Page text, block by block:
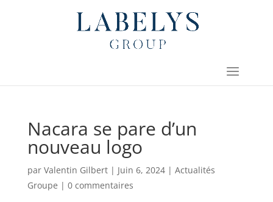
Nacara se pare d’un
nouveau logo
par Valentin Gilbert| Juin 6, 2024| Actualités
Groupe | 0 commentaires